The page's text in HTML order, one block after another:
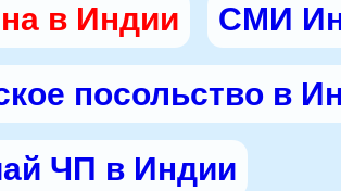
в Индии СМИ
посольство в
ЧП в Индии